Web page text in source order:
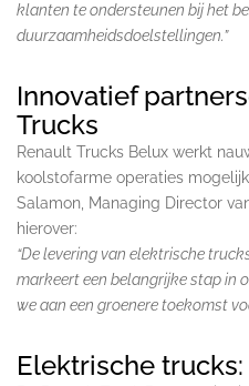
klanten te ondersteunen bij het
duurzaamheidsdoelstellingen.”
Innovatief
Trucks
Renault Trucks Belux werkt
koolstofarme operaties
Salamon, Managing Director
hierover:
“De levering van elektrische
markeert een belangrijke stap in
we aan een groenere toekomst
Elektrische